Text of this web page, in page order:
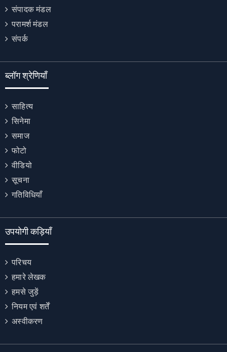
संपादक मंडल
परामर्श मंडल
संपर्क
ब्लॉग श्रेणियाँ
साहित्य
सिनेमा
समाज
फोटो
वीडियो
सूचना
गतिविधियाँ
उपयोगी कड़ियाँ
परिचय
हमारे लेखक
हमसे जुड़ें
नियम एवं शर्तें
अस्वीकरण